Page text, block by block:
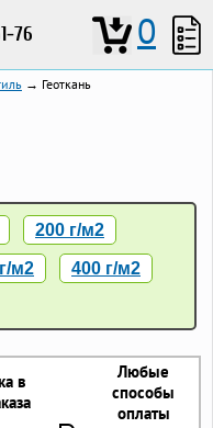
76 0
→ Геоткань
200 г/м2
м2 400 г/м2
в
Любые
способы
оплаты